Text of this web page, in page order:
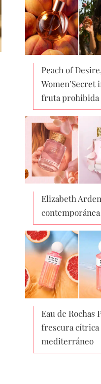
Peach of
Women’Secret
fruta prohibida
Elizabeth
Eau de Rochas
frescura
mediterráneo